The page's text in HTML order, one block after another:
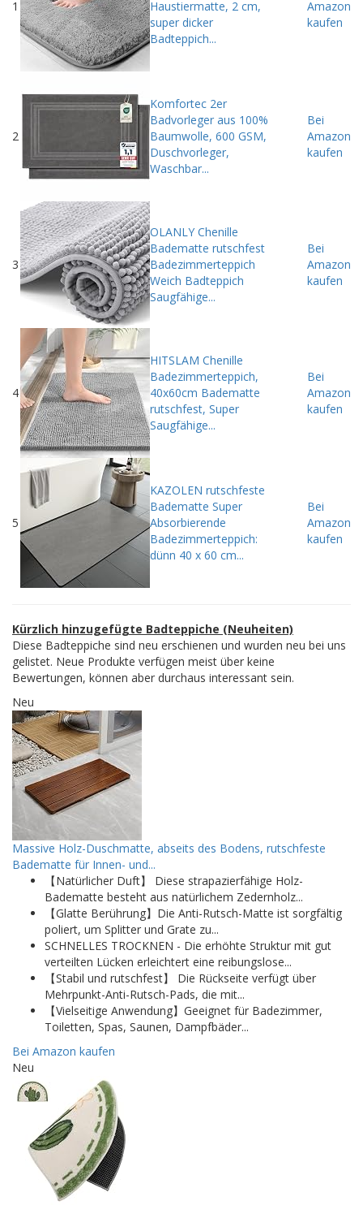
1
Haustiermatte, 2 cm,
super dicker
Badteppich...
Amazon
kaufen
2
Komfortec 2er
Badvorleger aus 100%
Baumwolle, 600 GSM,
Duschvorleger,
Waschbar...
Bei
Amazon
kaufen
3
OLANLY Chenille
Badematte rutschfest
Badezimmerteppich
Weich Badteppich
Saugfähige...
Bei
Amazon
kaufen
4
HITSLAM Chenille
Badezimmerteppich,
40x60cm Badematte
rutschfest, Super
Saugfähige...
Bei
Amazon
kaufen
5
KAZOLEN rutschfeste
Badematte Super
Absorbierende
Badezimmerteppich:
dünn 40 x 60 cm...
Bei
Amazon
kaufen
Kürzlich hinzugefügte Badteppiche (Neuheiten)
Diese Badteppiche sind neu erschienen und wurden neu bei uns
gelistet. Neue Produkte verfügen meist über keine
Bewertungen, können aber durchaus interessant sein.
Neu
Massive Holz-Duschmatte, abseits des Bodens, rutschfeste
Badematte für Innen- und...
【Natürlicher Duft】 Diese strapazierfähige Holz-
Badematte besteht aus natürlichem Zedernholz...
【Glatte Berührung】Die Anti-Rutsch-Matte ist sorgfältig
poliert, um Splitter und Grate zu...
SCHNELLES TROCKNEN - Die erhöhte Struktur mit gut
verteilten Lücken erleichtert eine reibungslose...
【Stabil und rutschfest】 Die Rückseite verfügt über
Mehrpunkt-Anti-Rutsch-Pads, die mit...
【Vielseitige Anwendung】Geeignet für Badezimmer,
Toiletten, Spas, Saunen, Dampfbäder...
Bei Amazon kaufen
Neu